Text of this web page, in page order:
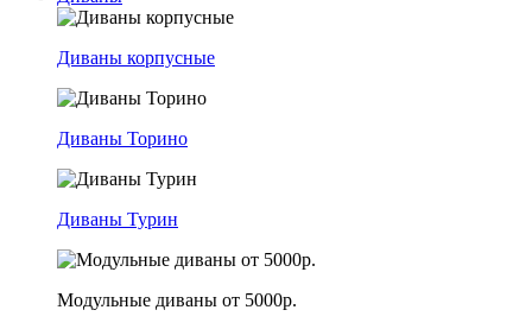
Диваны корпусные
Диваны Торино
Диваны Турин
Модульные диваны от 5000р.